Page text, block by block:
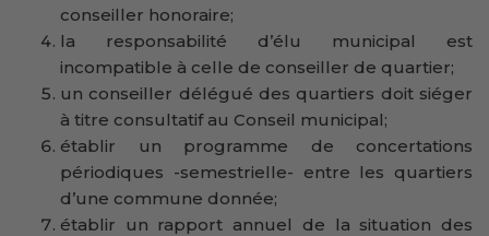
conseiller honoraire;
la responsabilité d’élu municipal est
incompatible à celle de conseiller de quartier;
un conseiller délégué des quartiers doit siéger
à titre consultatif au Conseil municipal;
établir un programme de concertations
périodiques -semestrielle- entre les quartiers
d’une commune donnée;
établir un rapport annuel de la situation des